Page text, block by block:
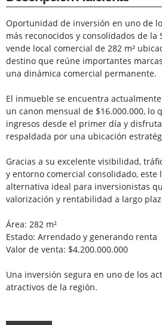
Oportunidad de inversión en uno de
más reconocidos y consolidados de la
vende local comercial de 282 m²
destino que reúne importantes
una dinámica comercial permanente.
El inmueble se encuentra
un canon mensual de $16.000.000, lo
ingresos desde el primer día y
respaldada por una ubicación
Gracias a su excelente visibilidad,
y entorno comercial consolidado, este
alternativa ideal para inversionistas
valorización y rentabilidad a largo
Área: 282 m²
Estado: Arrendado y generando renta
Valor de venta: $4.200.000.000
Una inversión segura en uno de los
atractivos de la región.